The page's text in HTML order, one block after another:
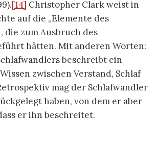
Verstand, was sich beides mit
ließe, nur ein Traum, dann
eben zugleich Monster
aber der Schlaf der Vernunft,
Verstand Monster in Form
und Eulen
könnte der Verstand immerhin
Monstern versprechen.
emblematische Zoologie